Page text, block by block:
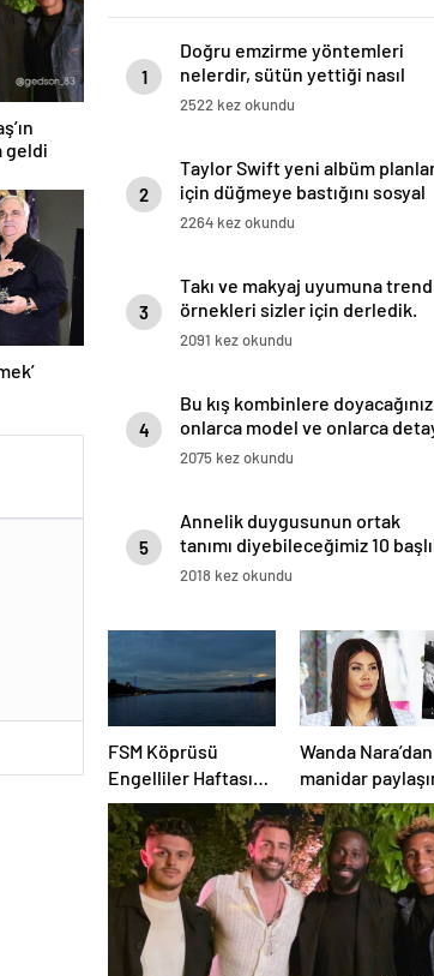
geldi
1
Doğru emzirme yöntemleri
nelerdir, sütün yettiği nasıl
anlaşılır?
2522 kez okundu
2
Taylor Swift yeni albüm
için düğmeye bastığını sosyal
medyadan duyurdu!
2264 kez okundu
3
Takı ve makyaj uyumuna trend
örnekleri sizler için derledik.
2091 kez okundu
4
Bu kış kombinlere doyacağınız
onlarca model ve onlarca
2075 kez okundu
5
Annelik duygusunun ortak
tanımı diyebileceğimiz 10
2018 kez okundu
FSM Köprüsü
Engelliler Haftası
İçin Mavi Aydınlatıldı
Wanda Nara’dan
manidar
Hayat devam
ve bazen güçlü
değilim